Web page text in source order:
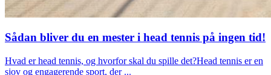
Sådan bliver du en mester i head tennis på ingen tid!
Hvad er head tennis, og hvorfor skal du spille det?Head tennis er en
sjov og engagerende sport, der ...